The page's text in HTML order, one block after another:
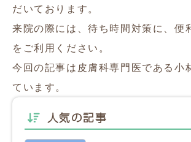
だいております。
来院の際には、待ち時間対策に、便
をご利用ください。
今回の記事は皮膚科専門医である小
ています。
人気の記事